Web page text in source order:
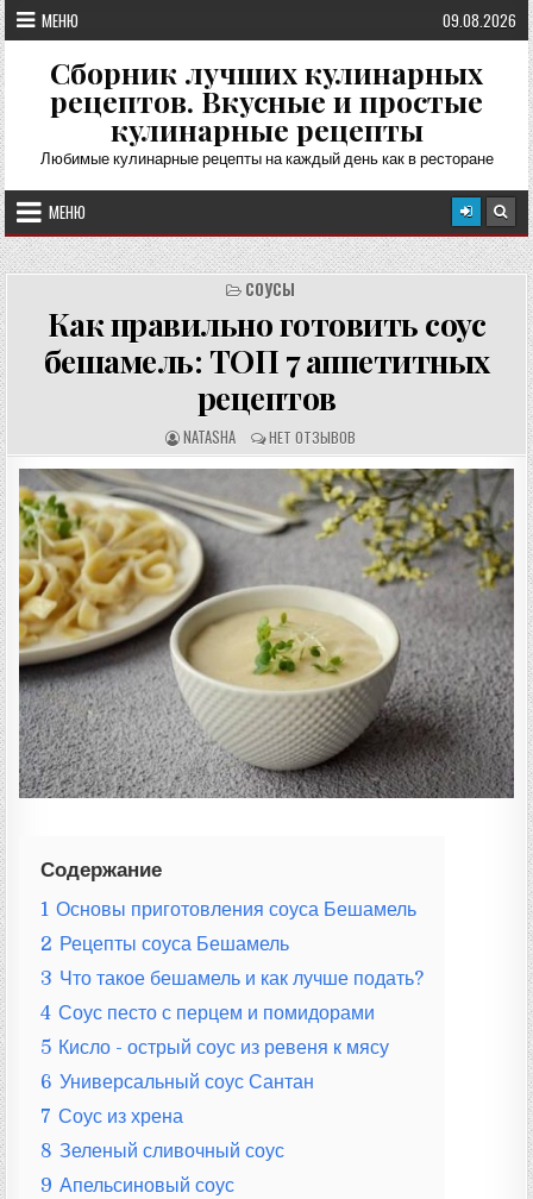
Перейти
к
содержимому
МЕНЮ 09.08.2026
Сборник лучших кулинарных
рецептов. Вкусные и простые
кулинарные рецепты
Любимые кулинарные рецепты на каждый день как в ресторане
МЕНЮ
СОУСЫ
Как правильно готовить соус
бешамель: ТОП 7 аппетитных
рецептов
А
В
Т
Р
Р
Е
Ц
Е
П
Т
А
:
NATASHA О
Т
З
Ы
:
НЕТ ОТЗЫВОВ
Содержание
1 Основы приготовления соуса Бешамель
2 Рецепты соуса Бешамель
3 Что такое бешамель и как лучше подать?
4 Соус песто с перцем и помидорами
5 Кисло - острый соус из ревеня к мясу
6 Универсальный соус Сантан
7 Соус из хрена
8 Зеленый сливочный соус
9 Апельсиновый соус